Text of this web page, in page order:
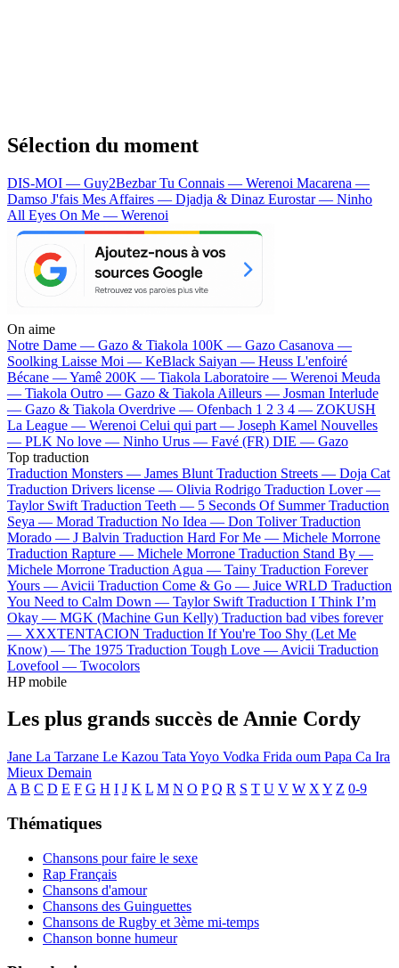
Sélection du moment
DIS-MOI — Guy2BezbarTu Connais — Werenoi Macarena —
Damso J'fais Mes Affaires — Djadja & Dinaz Eurostar — Ninho
All Eyes On Me — Werenoi
On aime
Notre Dame — Gazo & Tiakola 100K — Gazo Casanova —
Soolking Laisse Moi — KeBlack Saiyan — Heuss L'enfoiré
Bécane —Yamê 200K — Tiakola Laboratoire — Werenoi Meuda
— Tiakola Outro — Gazo & Tiakola Ailleurs — Josman Interlude
— Gazo & Tiakola Overdrive — Ofenbach 1 2 3 4 — ZOKUSH
La League — Werenoi Celui qui part — Joseph Kamel Nouvelles
— PLK No love — Ninho Urus — Favé (FR) DIE — Gazo
Top traduction
Traduction Monsters — James Blunt Traduction Streets — Doja Cat
Traduction Drivers license — Olivia Rodrigo Traduction Lover —
Taylor Swift Traduction Teeth — 5 Seconds Of Summer Traduction
Seya — Morad Traduction No Idea — Don Toliver Traduction
Morado — J Balvin Traduction Hard For Me — Michele Morrone
Traduction Rapture — Michele Morrone Traduction Stand By —
Michele Morrone Traduction Agua — Tainy Traduction Forever
Yours — Avicii Traduction Come & Go — Juice WRLD Traduction
You Need to Calm Down — Taylor Swift Traduction I Think I’m
Okay — MGK (Machine Gun Kelly) Traduction bad vibes forever
— XXXTENTACION Traduction If You're Too Shy (Let Me
Know) — The 1975 Traduction Tough Love — Avicii Traduction
Lovefool — Twocolors
HP mobile
Les plus grands succès de Annie Cordy
Jane La Tarzane Le Kazou Tata Yoyo Vodka Frida oum Papa Ca Ira
Mieux Demain
A B C D E F G H I J K L M N O P Q R S T U V W X Y Z 0-9
Thématiques
Chansons pour faire le sexe
Rap Français
Chansons d'amour
Chansons des Guinguettes
Chansons de Rugby et 3ème mi-temps
Chanson bonne humeur